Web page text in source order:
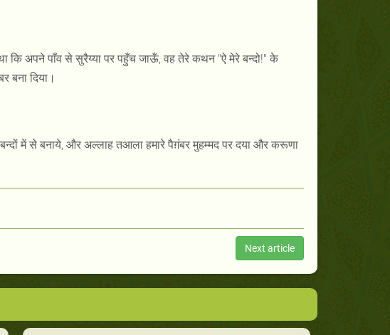
कि अपने पाँव से सुरैय्या पर पहुँच जाऊँ, वह तेरे कथन "ऐ मेरे बन्दो!" के
बना दिया।
में से बनाये, और अल्लाह तआला हमारे पैग़ंबर मुहम्मद पर दया और करूणा
Next article